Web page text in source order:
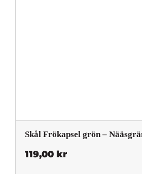
Skål Frökapsel grön –
119,00 kr